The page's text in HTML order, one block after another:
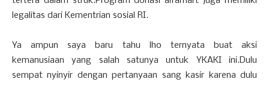
legalitas dari Kementrian sosial RI.
Ya ampun saya baru tahu lho ternyata buat aksi
kemanusiaan yang salah satunya untuk YKAKI ini.Dulu
sempat nyinyir dengan pertanyaan sang kasir karena dulu